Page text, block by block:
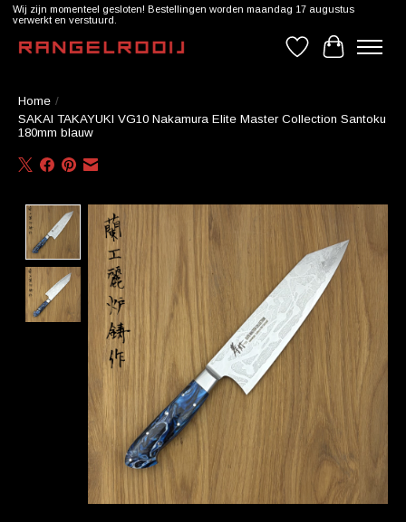
Wij zijn momenteel gesloten! Bestellingen worden maandag 17 augustus
verwerkt en verstuurd.
Verlanglijst
Home /
SAKAI TAKAYUKI VG10 Nakamura Elite Master Collection Santoku
180mm blauw
Product image slideshow Items